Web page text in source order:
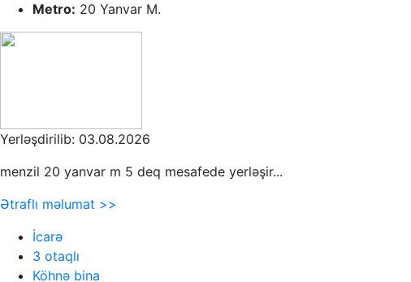
Metro: 20 Yanvar M.
Yerləşdirilib: 03.08.2026
menzil 20 yanvar m 5 deq mesafede yerləşir...
Ətraflı məlumat >>
İcarə
3 otaqlı
Köhnə bina